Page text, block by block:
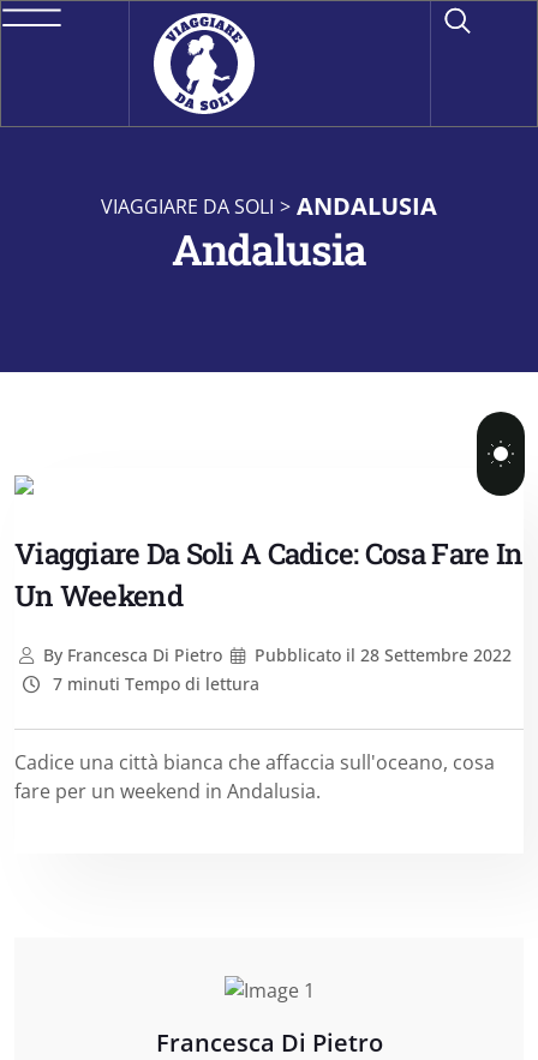
VIAGGIARE DA SOLI > ANDALUSIA
Andalusia
Viaggiare Da Soli A Cadice: Cosa Fare In
Un Weekend
ByFrancesca Di Pietro Pubblicato il 28 Settembre 2022
7 minuti Tempo di lettura
Cadice una città bianca che affaccia sull'oceano, cosa
fare per un weekend in Andalusia.
Francesca Di Pietro